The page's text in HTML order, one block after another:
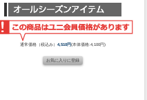
通常価格（税込み） 4,510円(本体価格:4,100円)